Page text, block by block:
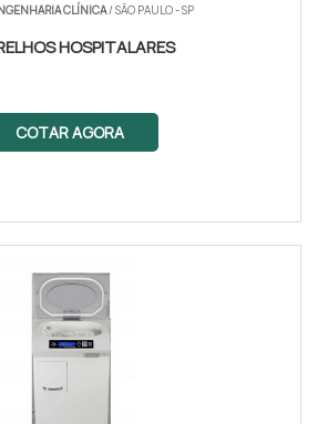
CLÍNICA/ SÃO PAULO - SP
HOSPITALARES
COTAR AGORA